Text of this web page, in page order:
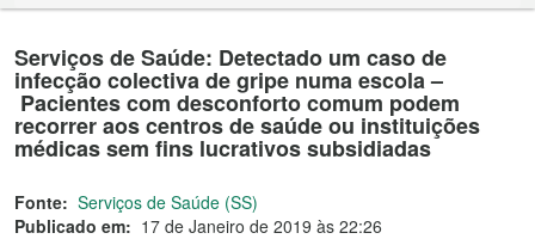
Serviços de Saúde: Detectado um caso de
infecção colectiva de gripe numa escola –
Pacientes com desconforto comum podem
recorrer aos centros de saúde ou instituições
médicas sem fins lucrativos subsidiadas
Fonte: Serviços de Saúde (SS)
Publicado em: 17 de Janeiro de 2019 às 22:26